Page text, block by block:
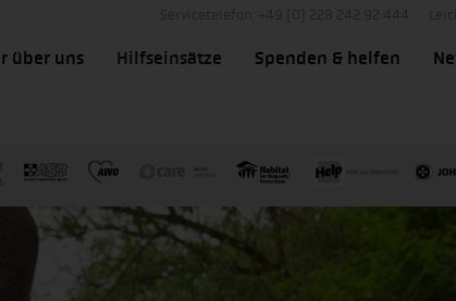
über uns Hilfseinsätze Spenden & helfen